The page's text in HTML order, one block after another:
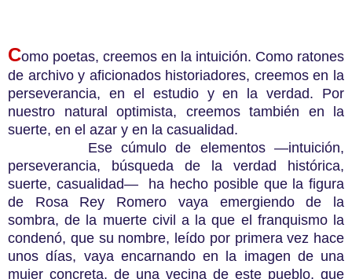
Como poetas, creemos en la intuición. Como ratones
de archivo y aficionados historiadores, creemos en la
perseverancia, en el estudio y en la verdad. Por
nuestro natural optimista, creemos también en la
suerte, en el azar y en la casualidad.
Ese cúmulo de elementos —intuición,
perseverancia, búsqueda de la verdad histórica,
suerte, casualidad— ha hecho posible que la figura
de Rosa Rey Romero vaya emergiendo de la
sombra, de la muerte civil a la que el franquismo la
condenó, que su nombre, leído por primera vez hace
unos días, vaya encarnando en la imagen de una
mujer concreta, de una vecina de este pueblo, que